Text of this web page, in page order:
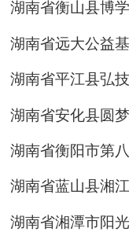
湖南省衡山县博
湖南省远大公益
湖南省平江县弘
湖南省安化县圆
湖南省衡阳市第
湖南省蓝山县湘
湖南省湘潭市阳